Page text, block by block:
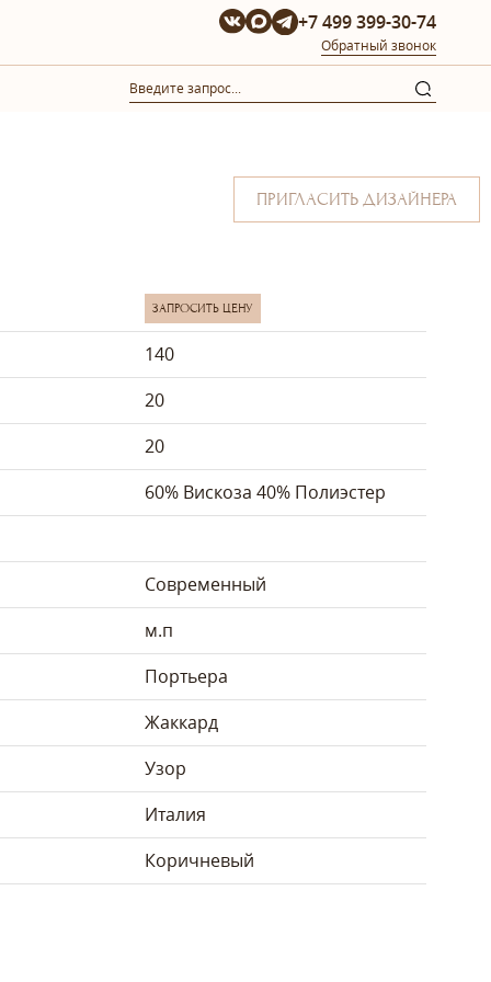
+7 499 399-30-74
Обратный звонок
ПРИГЛАСИТЬ ДИЗАЙНЕРА
ЗАПРОСИТЬ ЦЕНУ
140
20
20
60% Вискоза 40% Полиэстер
Современный
м.п
Портьера
Жаккард
Узор
Италия
Коричневый